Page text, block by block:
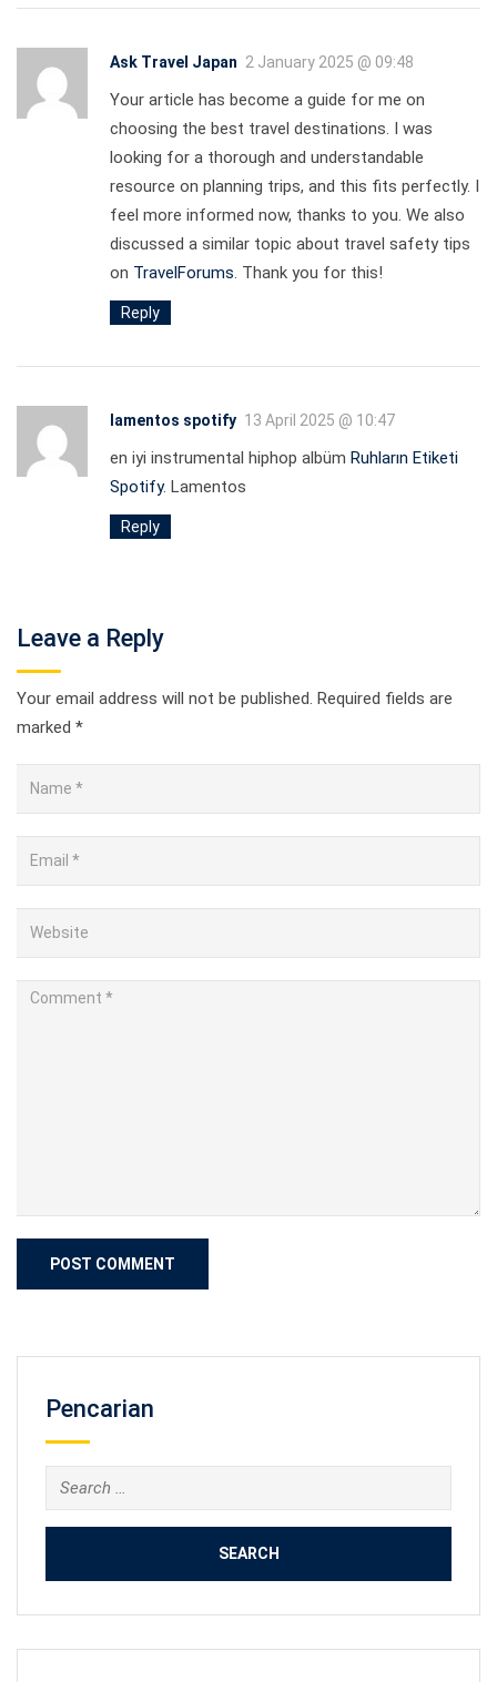
Ask Travel Japan 2 January 2025 @ 09:48
Your article has become a guide for me on
choosing the best travel destinations. I was
looking for a thorough and understandable
resource on planning trips, and this fits perfectly. I
feel more informed now, thanks to you. We also
discussed a similar topic about travel safety tips
on TravelForums. Thank you for this!
Reply
lamentos spotify 13 April 2025 @ 10:47
en iyi instrumental hiphop albüm Ruhların Etiketi
Spotify. Lamentos
Reply
Leave a Reply
Your email address will not be published. Required fields are
marked *
Pencarian
Search
for: